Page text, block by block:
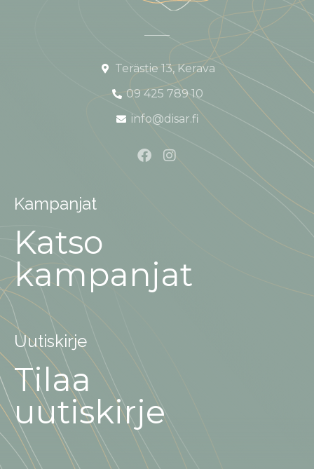
Terästie 13, Kerava
09 425 789 10
info@disar.fi
Kampanjat
Katso
kampanjat
Uutiskirje
Tilaa
uutiskirje